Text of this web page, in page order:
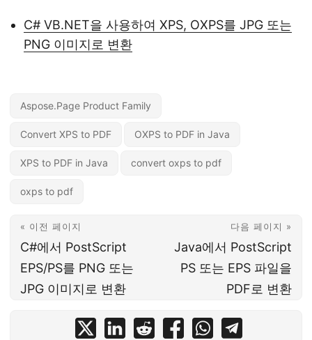
C# VB.NET을 사용하여 XPS, OXPS를 JPG 또는
PNG 이미지로 변환
Aspose.Page Product Family
Convert XPS to PDF OXPS to PDF in Java
XPS to PDF in Java convert oxps to pdf
oxps to pdf
« 이전 페이지
C#에서 PostScript
EPS/PS를 PNG 또는
JPG 이미지로 변환
다음 페이지 »
Java에서 PostScript
PS 또는 EPS 파일을
PDF로 변환